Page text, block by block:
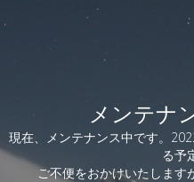
メンテナ
現在、メンテナンス中です。
る予
ご不便をおかけいたします